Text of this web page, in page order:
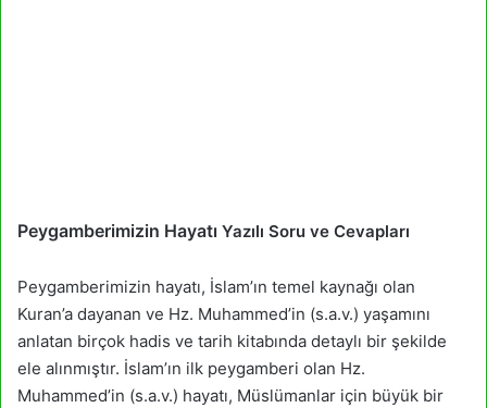
Peygamberimizin Hayatı Yazılı Soru ve Cevapları
Peygamberimizin hayatı, İslam’ın temel kaynağı olan
Kuran’a dayanan ve Hz. Muhammed’in (s.a.v.) yaşamını
anlatan birçok hadis ve tarih kitabında detaylı bir şekilde
ele alınmıştır. İslam’ın ilk peygamberi olan Hz.
Muhammed’in (s.a.v.) hayatı, Müslümanlar için büyük bir